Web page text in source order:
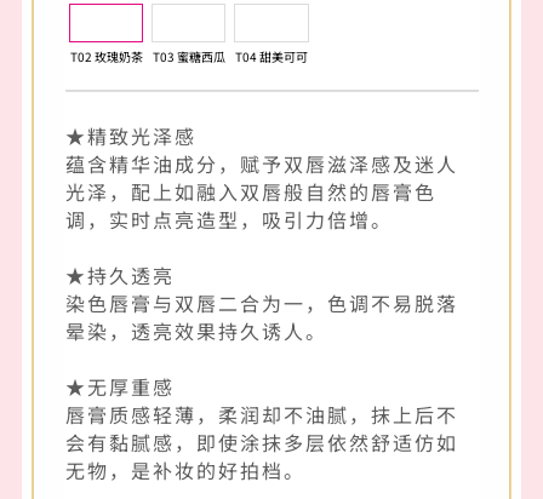
T02 玫瑰奶茶 T03 蜜糖西瓜 T04 甜美可可
★精致光泽感
蕴含精华油成分，赋予双唇滋泽感及迷人
光泽，配上如融入双唇般自然的唇膏色
调，实时点亮造型，吸引力倍增。
★持久透亮
染色唇膏与双唇二合为一，色调不易脱落
晕染，透亮效果持久诱人。
★无厚重感
唇膏质感轻薄，柔润却不油腻，抹上后不
会有黏腻感，即使涂抹多层依然舒适仿如
无物，是补妆的好拍档。